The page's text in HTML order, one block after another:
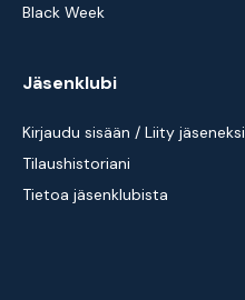
Black Week
Jäsenklubi
Kirjaudu sisään / Liity jäseneksi
Tilaushistoriani
Tietoa jäsenklubista